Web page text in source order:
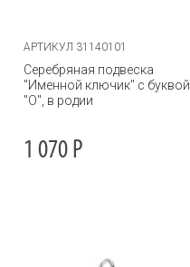
АРТИКУЛ 31140101
Серебряная подвеска
"Именной ключик" с буквой
"О", в родии
1 070 Р